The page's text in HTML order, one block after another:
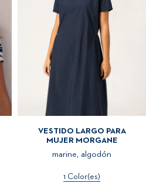
VESTIDO LARGO PARA
MUJER MORGANE
marine, algodón
1 Color(es)